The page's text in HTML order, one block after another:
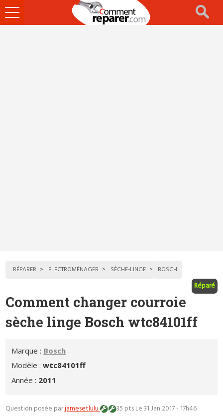
Ouvrir
le
RÉPARER ELECTROMÉNAGER SÈCHE-LINGE BOSCH
Réparé
Comment changer courroie
sèche linge Bosch wtc84101ff
Marque : Bosch
Modèle :wtc84101ff
Année : 2011
Question posée parjamesetlulu 35 ptsLe 31 Jan 2017 - 17h46